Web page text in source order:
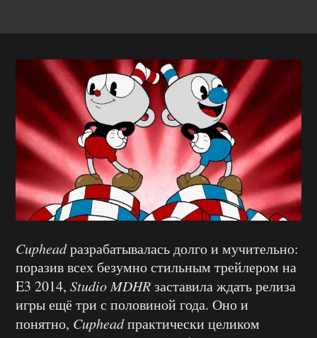
Cupheadразрабатывалась долго и мучительно:
поразив всех безумно стильным трейлером на
E3 2014, Studio MDHRзаставила ждать релиза
игры ещё три с половиной года. Оно и
понятно, Cupheadпрактически целиком